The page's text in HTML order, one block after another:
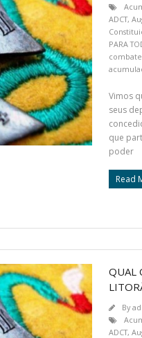
ADCT,
PARA
Vimos
seus
que
poder
Read
QUAL
By
ADCT,